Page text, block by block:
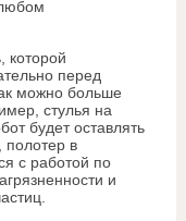
которой
перед
можно больше
стулья на
будет оставлять
полотер в
с работой по
и